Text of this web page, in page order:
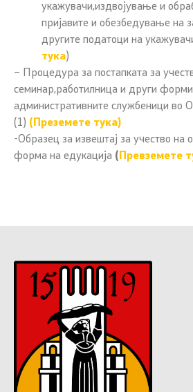
укажувачи,издвојување и
пријавите и обезбедување на
другите податоци на
тука)
– Процедура за постапката за
семинар,работилница и други
административните службеници во
(1) (Преземете тука)
-Образец за извештај за учество на
форма на едукација ( Превземете